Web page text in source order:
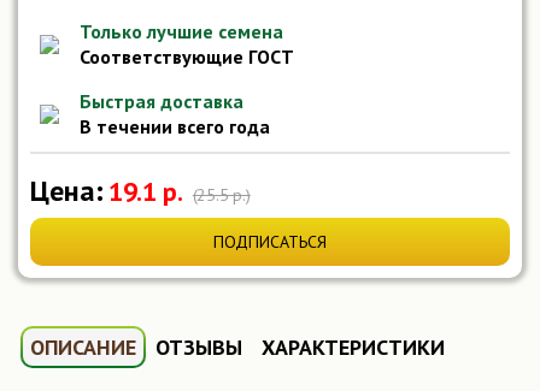
Только лучшие семена
Соответствующие ГОСТ
Быстрая доставка
В течении всего года
Цена: 19.1 р. (25.5 р.)
ПОДПИСАТЬСЯ
ОПИСАНИЕ ОТЗЫВЫ ХАРАКТЕРИСТИКИ